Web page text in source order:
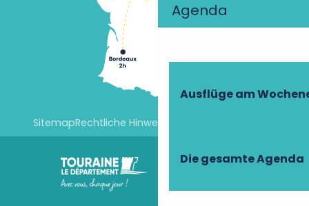
Agenda
Ausflüge am
Die gesamte Agenda
SitemapRechtliche Hinweise